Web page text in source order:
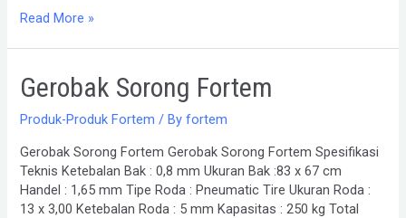
Read More »
Gerobak Sorong Fortem
Produk-Produk Fortem / Byfortem
Gerobak Sorong Fortem Gerobak Sorong Fortem Spesifikasi
Teknis Ketebalan Bak : 0,8 mm Ukuran Bak :83 x 67 cm
Handel : 1,65 mm Tipe Roda : Pneumatic Tire Ukuran Roda :
13 x 3,00 Ketebalan Roda : 5 mm Kapasitas : 250 kg Total
Gerobak
Sorong
Fortem